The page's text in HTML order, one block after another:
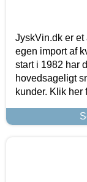
JyskVin.dk er et
egen import af
start i 1982 har
hovedsageligt
kunder. Klik her